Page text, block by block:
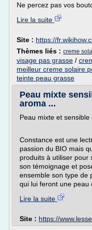
Ne percez pas vos
Lire la suite
Site : https://
Thèmes liés : creme
visage pas grasse /
meilleur creme solaire
teinte peau grasse
Peau mixte
aroma ...
Peau mixte et
Constance est une
passion du BIO mais
produits à utiliser pour
son témoignage et
ensemble son type de
qui lui feront une peau
Lire la suite
Site : https://